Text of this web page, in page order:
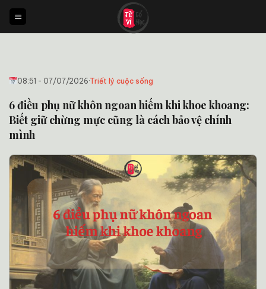
qua
nội
08:51 - 07/07/2026·Triết lý cuộc sống
6 điều phụ nữ khôn ngoan hiếm khi khoe khoang:
Biết giữ chừng mực cũng là cách bảo vệ chính
mình